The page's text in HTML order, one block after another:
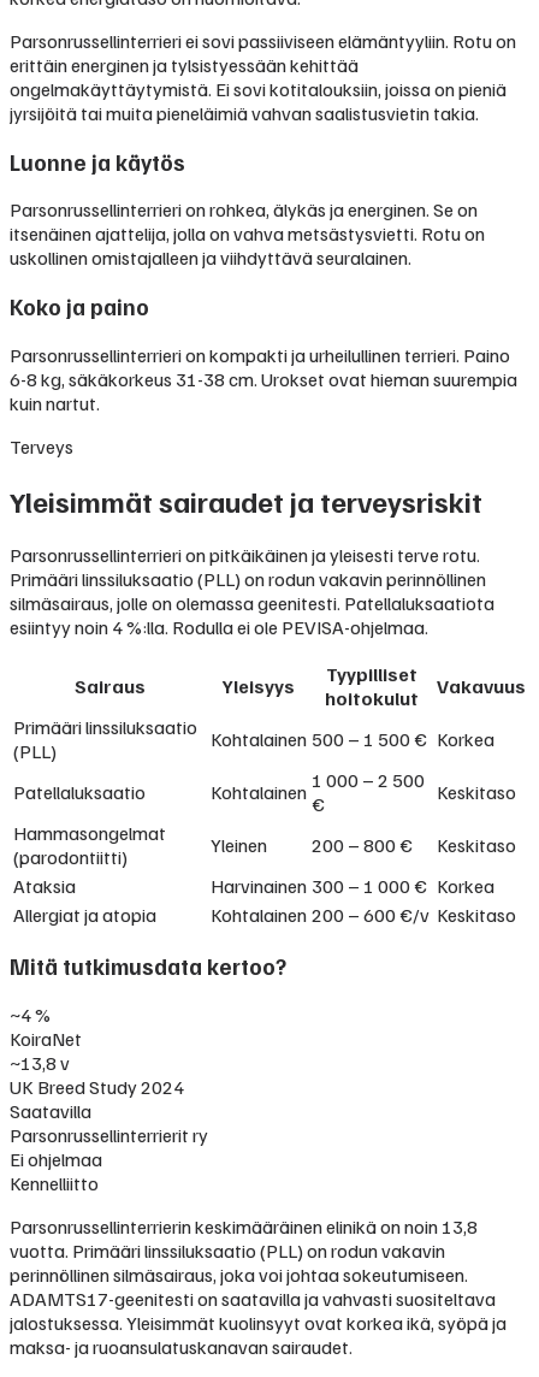
Parsonrussellinterrieri ei sovi passiiviseen elämäntyyliin. Rotu on
erittäin energinen ja tylsistyessään kehittää
ongelmakäyttäytymistä. Ei sovi kotitalouksiin, joissa on pieniä
jyrsijöitä tai muita pieneläimiä vahvan saalistusvietin takia.
Luonne ja käytös
Parsonrussellinterrieri on rohkea, älykäs ja energinen. Se on
itsenäinen ajattelija, jolla on vahva metsästysvietti. Rotu on
uskollinen omistajalleen ja viihdyttävä seuralainen.
Koko ja paino
Parsonrussellinterrieri on kompakti ja urheilullinen terrieri. Paino
6-8 kg, säkäkorkeus 31-38 cm. Urokset ovat hieman suurempia
kuin nartut.
Terveys
Yleisimmät sairaudet ja terveysriskit
Parsonrussellinterrieri on pitkäikäinen ja yleisesti terve rotu.
Primääri linssiluksaatio (PLL) on rodun vakavin perinnöllinen
silmäsairaus, jolle on olemassa geenitesti. Patellaluksaatiota
esiintyy noin 4 %:lla. Rodulla ei ole PEVISA-ohjelmaa.
Sairaus Yleisyys
Tyypilliset
hoitokulut
Vakavuus
Primääri linssiluksaatio
(PLL)
Kohtalainen 500 – 1 500 € Korkea
Patellaluksaatio Kohtalainen 1 000 – 2 500
€
Keskitaso
Hammasongelmat
(parodontiitti)
Yleinen 200 – 800 €
Keskitaso
Ataksia
Harvinainen 300 – 1 000 € Korkea
Allergiat ja atopia
Kohtalainen 200 – 600 €/v Keskitaso
Mitä tutkimusdata kertoo?
~4 %
KoiraNet
~13,8 v
UK Breed Study 2024
Saatavilla
Parsonrussellinterrierit ry
Ei ohjelmaa
Kennelliitto
Parsonrussellinterrierin keskimääräinen elinikä on noin 13,8
vuotta. Primääri linssiluksaatio (PLL) on rodun vakavin
perinnöllinen silmäsairaus, joka voi johtaa sokeutumiseen.
ADAMTS17-geenitesti on saatavilla ja vahvasti suositeltava
jalostuksessa. Yleisimmät kuolinsyyt ovat korkea ikä, syöpä ja
maksa- ja ruoansulatuskanavan sairaudet.